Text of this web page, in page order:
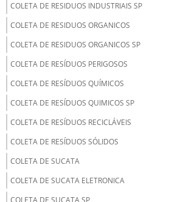
COLETA DE RESIDUOS INDUSTRIAIS SP
COLETA DE RESIDUOS ORGANICOS
COLETA DE RESIDUOS ORGANICOS SP
COLETA DE RESÍDUOS PERIGOSOS
COLETA DE RESÍDUOS QUÍMICOS
COLETA DE RESÍDUOS QUIMICOS SP
COLETA DE RESÍDUOS RECICLÁVEIS
COLETA DE RESÍDUOS SÓLIDOS
COLETA DE SUCATA
COLETA DE SUCATA ELETRONICA